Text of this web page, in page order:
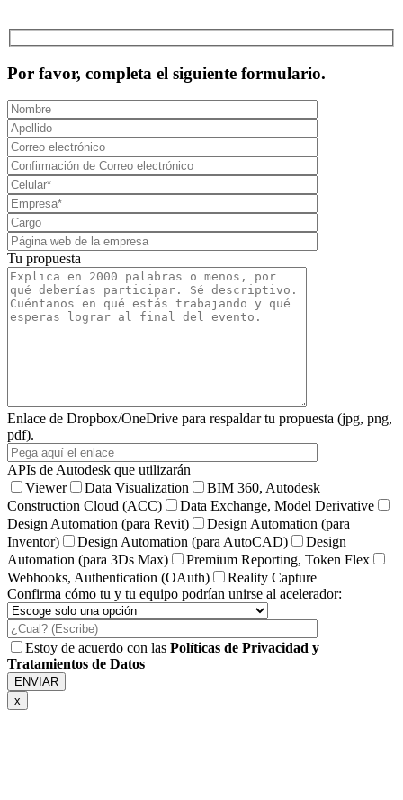
Por favor, completa el siguiente formulario.
Tu propuesta
Enlace de Dropbox/OneDrive para respaldar tu propuesta (jpg, png,
pdf).
APIs de Autodesk que utilizarán
Viewer
Data Visualization
BIM 360, Autodesk
Construction Cloud (ACC)
Data Exchange, Model Derivative
Design Automation (para Revit)
Design Automation (para
Inventor)
Design Automation (para AutoCAD)
Design
Automation (para 3Ds Max)
Premium Reporting, Token Flex
Webhooks, Authentication (OAuth)
Reality Capture
Confirma cómo tu y tu equipo podrían unirse al acelerador:
Estoy de acuerdo con las Políticas de Privacidad y
Tratamientos de Datos
x